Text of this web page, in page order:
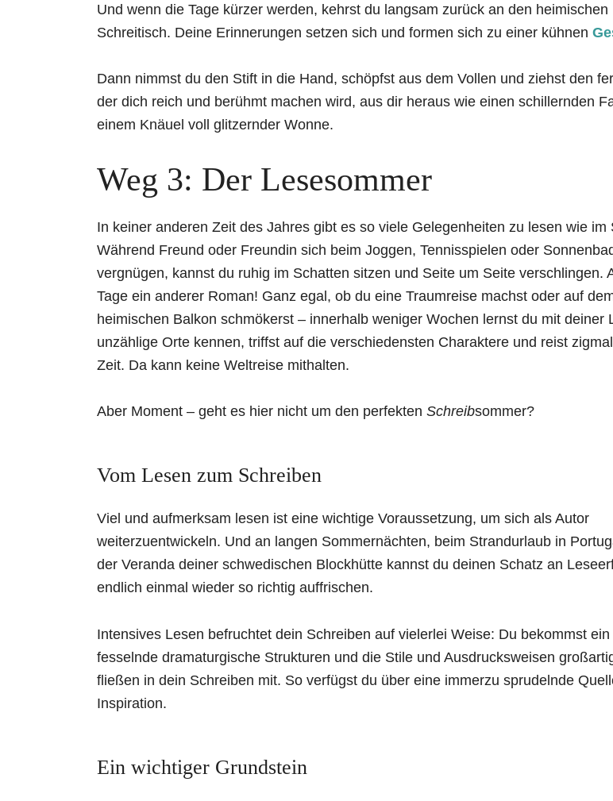
Und wenn die Tage kürzer werden, kehrst du langsam zurück an den heimischen
Schreitisch. Deine Erinnerungen setzen sich und formen sich zu einer kühnen
Dann nimmst du den Stift in die Hand, schöpfst aus dem Vollen und ziehst den
der dich reich und berühmt machen wird, aus dir heraus wie einen schillernden
einem Knäuel voll glitzernder Wonne.
Weg 3: Der Lesesommer
In keiner anderen Zeit des Jahres gibt es so viele Gelegenheiten zu lesen wie im
Während Freund oder Freundin sich beim Joggen, Tennisspielen oder
vergnügen, kannst du ruhig im Schatten sitzen und Seite um Seite verschlingen.
Tage ein anderer Roman! Ganz egal, ob du eine Traumreise machst oder auf
heimischen Balkon schmökerst – innerhalb weniger Wochen lernst du mit deiner
unzählige Orte kennen, triffst auf die verschiedensten Charaktere und reist
Zeit. Da kann keine Weltreise mithalten.
Aber Moment – geht es hier nicht um den perfekten Schreibsommer?
Vom Lesen zum Schreiben
Viel und aufmerksam lesen ist eine wichtige Voraussetzung, um sich als Autor
weiterzuentwickeln. Und an langen Sommernächten, beim Strandurlaub in
der Veranda deiner schwedischen Blockhütte kannst du deinen Schatz an
endlich einmal wieder so richtig auffrischen.
Intensives Lesen befruchtet dein Schreiben auf vielerlei Weise: Du bekommst
fesselnde dramaturgische Strukturen und die Stile und Ausdrucksweisen
fließen in dein Schreiben mit. So verfügst du über eine immerzu sprudelnde
Inspiration.
Ein wichtiger Grundstein